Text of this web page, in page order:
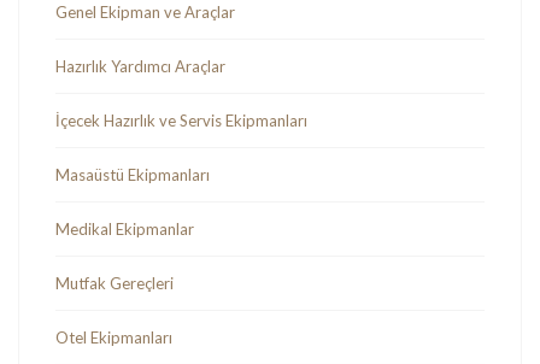
Genel Ekipman ve Araçlar
Hazırlık Yardımcı Araçlar
İçecek Hazırlık ve Servis Ekipmanları
Masaüstü Ekipmanları
Medikal Ekipmanlar
Mutfak Gereçleri
Otel Ekipmanları